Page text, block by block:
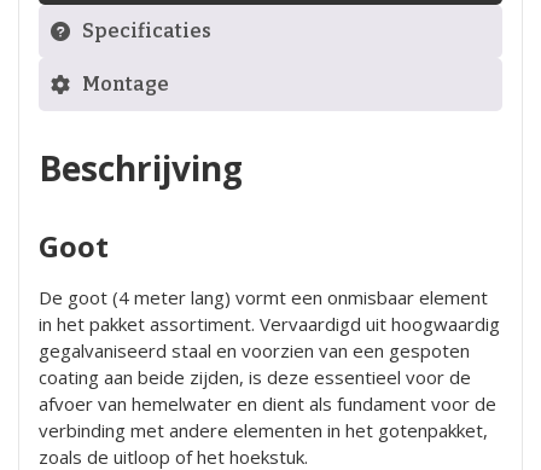
Specificaties
Montage
Beschrijving
Goot
De goot (4 meter lang) vormt een onmisbaar element
in het pakket assortiment. Vervaardigd uit hoogwaardig
gegalvaniseerd staal en voorzien van een gespoten
coating aan beide zijden, is deze essentieel voor de
afvoer van hemelwater en dient als fundament voor de
verbinding met andere elementen in het gotenpakket,
zoals de uitloop of het hoekstuk.